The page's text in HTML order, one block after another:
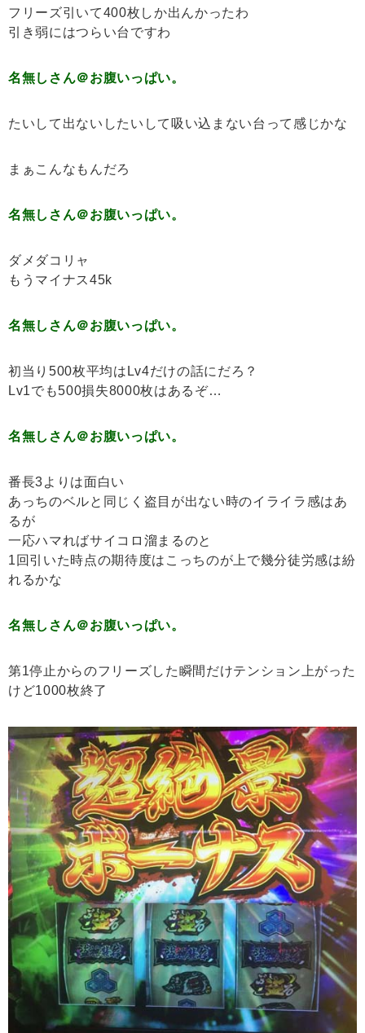
フリーズ引いて400枚しか出んかったわ
引き弱にはつらい台ですわ
名無しさん＠お腹いっぱい。
たいして出ないしたいして吸い込まない台って感じかな
まぁこんなもんだろ
名無しさん＠お腹いっぱい。
ダメダコリャ
もうマイナス45k
名無しさん＠お腹いっぱい。
初当り500枚平均はLv4だけの話にだろ？
Lv1でも500損失8000枚はあるぞ…
名無しさん＠お腹いっぱい。
番長3よりは面白い
あっちのベルと同じく盗目が出ない時のイライラ感はあ
るが
一応ハマればサイコロ溜まるのと
1回引いた時点の期待度はこっちのが上で幾分徒労感は紛
れるかな
名無しさん＠お腹いっぱい。
第1停止からのフリーズした瞬間だけテンション上がった
けど1000枚終了